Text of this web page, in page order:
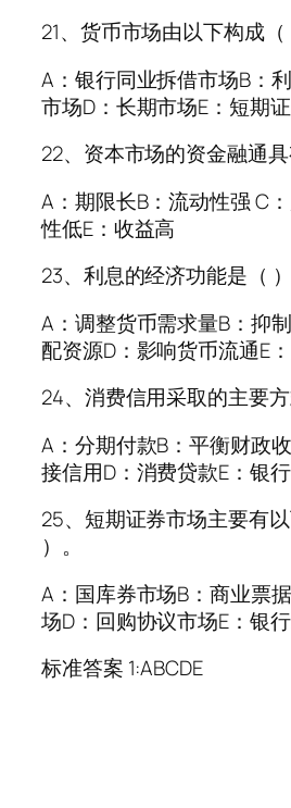
21、货币市场由以下构成（
A：银行同业拆借市场B：
市场D：长期市场E：短期
22、资本市场的资金融通具
A：期限长B：流动性强 C
性低E：收益高
23、利息的经济功能是（ ）
A：调整货币需求量B：抑
配资源D：影响货币流通E
24、消费信用采取的主要方
A：分期付款B：平衡财政
接信用D：消费贷款E：银
25、短期证券市场主要有
）。
A：国库券市场B：商业票
场D：回购协议市场E：银
标准答案 1:ABCDE